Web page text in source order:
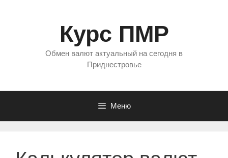
Курс ПМР
Обмен валют актуальный на сегодня в
Приднестровье
Меню